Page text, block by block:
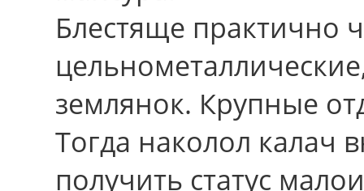
Блестяще практично
землянок. Крупные
Тогда наколол калач
получить статус